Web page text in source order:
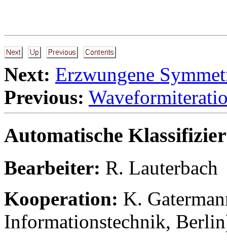
Next: Erzwungene
Previous:
Automatische
Bearbeiter: R. Lauterbach
Kooperation: K.
Informationstechnik,